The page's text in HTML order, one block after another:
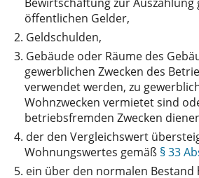
öffentlichen Gelder,
2. Geldschulden,
3. Gebäude oder Räume des
gewerblichen Zwecken des
verwendet werden, zu
Wohnzwecken vermietet sind
betriebsfremden Zwecken
4. der den Vergleichswert
Wohnungswertes gemäß § 33
5. ein über den normalen Bestand